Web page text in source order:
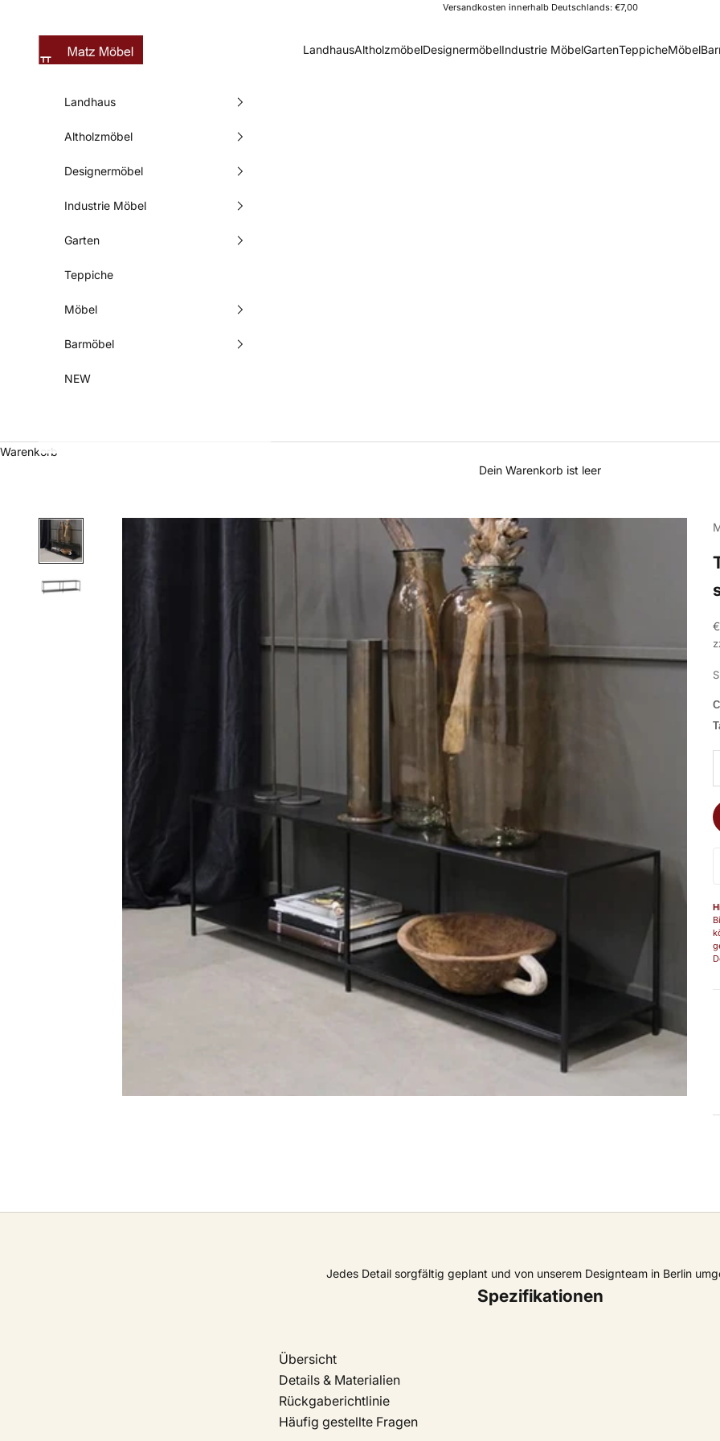
Versandkosten innerhalb Deutschlands: €7,00
Matz Möbel LandhausAltholzmöbelDesignermöbelIndustrie MöbelGartenTeppicheMöbel
Landhaus
Altholzmöbel
Designermöbel
Industrie Möbel
Garten
Teppiche
Möbel
Barmöbel
NEW
Warenkorb
Dein Warenkorb ist leer
Jedes Detail sorgfältig geplant und von unserem Designteam in Berlin
Spezifikationen
Übersicht
Details & Materialien
Rückgaberichtlinie
Häufig gestellte Fragen